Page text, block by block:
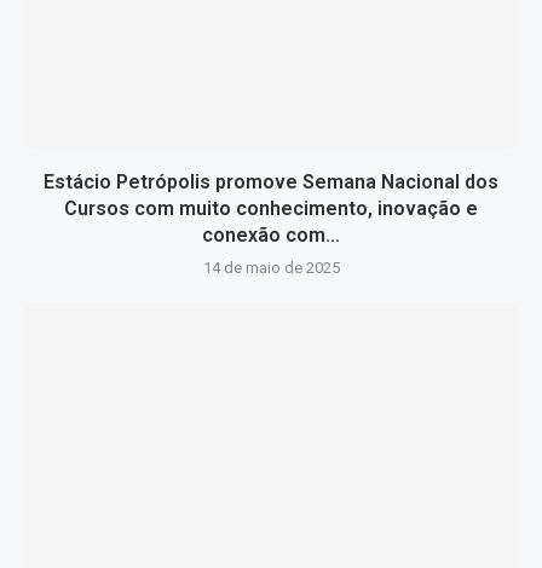
Estácio Petrópolis promove Semana Nacional dos
Cursos com muito conhecimento, inovação e
conexão com...
14 de maio de 2025